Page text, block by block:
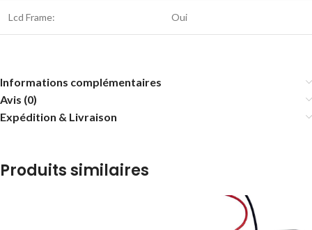
Lcd Frame: Oui
Informations complémentaires
Avis (0)
Expédition & Livraison
Produits similaires